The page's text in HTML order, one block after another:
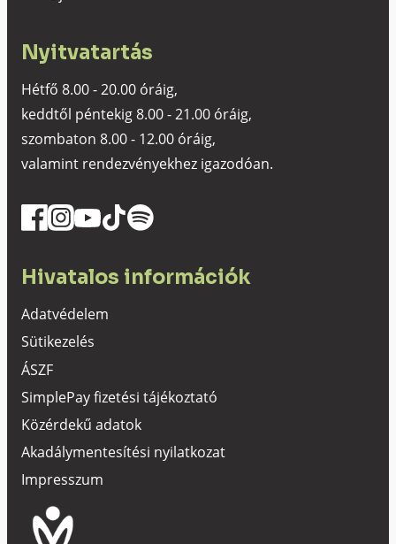
Nyitvatartás
Hétfő 8.00 - 20.00 óráig,
keddtől péntekig 8.00 - 21.00 óráig,
szombaton 8.00 - 12.00 óráig,
valamint rendezvényekhez igazodóan.
Hivatalos információk
Adatvédelem
Sütikezelés
ÁSZF
SimplePay fizetési tájékoztató
Közérdekű adatok
Akadálymentesítési nyilatkozat
Impresszum